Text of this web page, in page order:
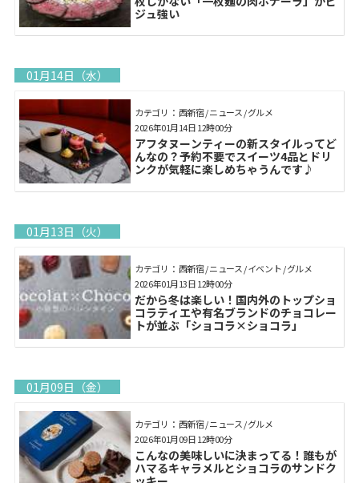
ジュ強い
01月14日（水）
カテゴリ： 西新宿 / ニュース / グルメ
アフタヌーンティーの新スタイルってど
んなの？予約不要でスイーツ4品とドリ
ンクが気軽に楽しめちゃうんです♪
2026年01月14日 12時00分
01月13日（火）
カテゴリ： 西新宿 / ニュース / イベント / グルメ
だから冬は楽しい！国内外のトップショ
コラティエや有名ブランドのチョコレー
トが並ぶ「ショコラ×ショコラ」
2026年01月13日 12時00分
01月09日（金）
カテゴリ： 西新宿 / ニュース / グルメ
こんなの美味しいに決まってる！誰もが
ハマるキャラメルとショコラのサンドク
2026年01月09日 12時00分